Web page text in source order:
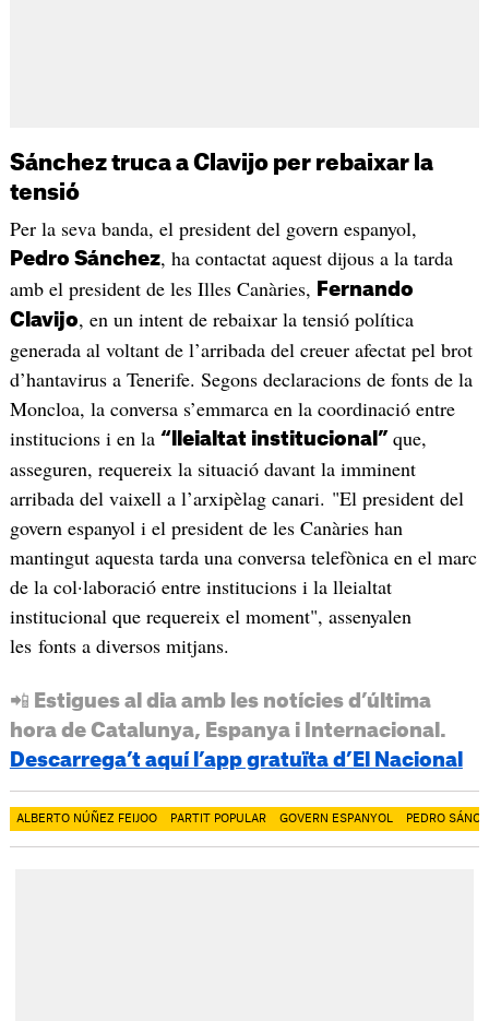
Sánchez truca a Clavijo per rebaixar la
tensió
Per la seva banda, el president del govern espanyol,
Pedro Sánchez, ha contactat aquest dijous a la tarda
amb el president de les Illes Canàries, Fernando
Clavijo, en un intent de rebaixar la tensió política
generada al voltant de l’arribada del creuer afectat pel brot
d’hantavirus a Tenerife. Segons declaracions de fonts de la
Moncloa, la conversa s’emmarca en la coordinació entre
institucions i en la “lleialtat institucional” que,
asseguren, requereix la situació davant la imminent
arribada del vaixell a l’arxipèlag canari. "El president del
govern espanyol i el president de les Canàries han
mantingut aquesta tarda una conversa telefònica en el marc
de la col·laboració entre institucions i la lleialtat
institucional que requereix el moment", assenyalen
les fonts a diversos mitjans.
📲 Estigues al dia amb les notícies d’última
hora de Catalunya, Espanya i Internacional.
Descarrega’t aquí l’app gratuïta d’El Nacional
ALBERTO NÚÑEZ FEIJOO PARTIT POPULAR GOVERN ESPANYOL PEDRO